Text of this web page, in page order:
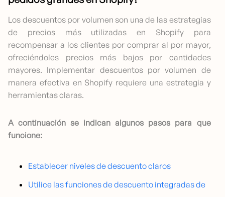
Los descuentos por volumen son una de las estrategias
de precios más utilizadas en Shopify para
recompensar a los clientes por comprar al por mayor,
ofreciéndoles precios más bajos por cantidades
mayores. Implementar descuentos por volumen de
manera efectiva en Shopify requiere una estrategia y
herramientas claras.
A continuación se indican algunos pasos para que
funcione:
Establecer niveles de descuento claros
Utilice las funciones de descuento integradas de